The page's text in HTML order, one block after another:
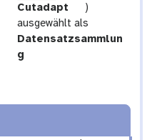
m
-
c
Cutadapt
t
o
o
)
ausgewählt als
Datensatzsammlun
g